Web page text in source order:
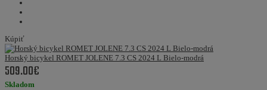
Kúpiť
Horský bicykel ROMET JOLENE 7.3 CS 2024 L Bielo-modrá
509.00€
Skladom